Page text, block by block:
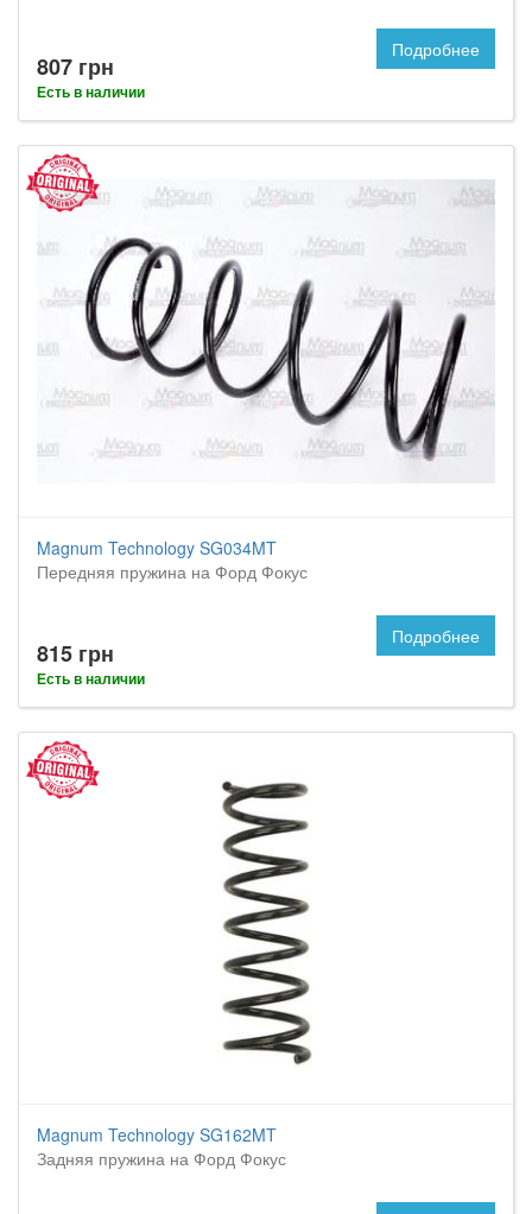
807 грн
Есть в наличии
Подробнее
Magnum Technology SG034MT
Передняя пружина на Форд Фокус
815 грн
Есть в наличии
Подробнее
Magnum Technology SG162MT
Задняя пружина на Форд Фокус